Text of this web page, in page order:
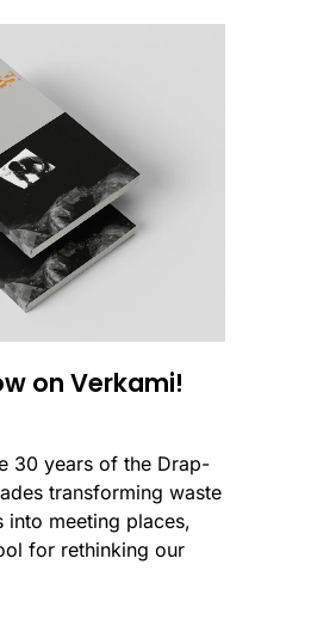
on Verkami!
30 years of the Drap-
transforming waste
into meeting places,
for rethinking our